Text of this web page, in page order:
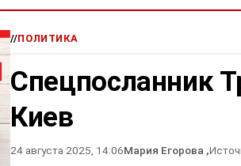
//ПОЛИТИКА
Спецпосланник
Киев
24 августа 2025, 14:06Мария Егорова ,